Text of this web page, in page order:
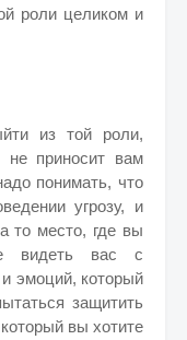
роли целиком и
из той роли,
не приносит вам
понимать, что
угрозу, и
то место, где вы
видеть вас с
эмоций, который
защитить
вы хотите